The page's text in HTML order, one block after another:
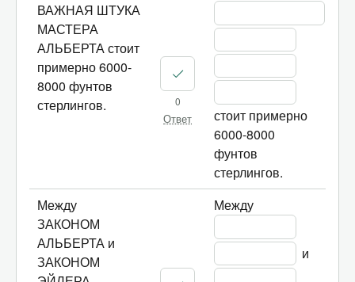
ВАЖНАЯ ШТУКА
МАСТЕРА
АЛЬБЕРТА стоит
примерно 6000-
8000 фунтов
стерлингов.
0
Ответ
стоит примерно
6000-8000
фунтов
стерлингов.
Между
ЗАКОНОМ
АЛЬБЕРТА и
ЗАКОНОМ
Между
и